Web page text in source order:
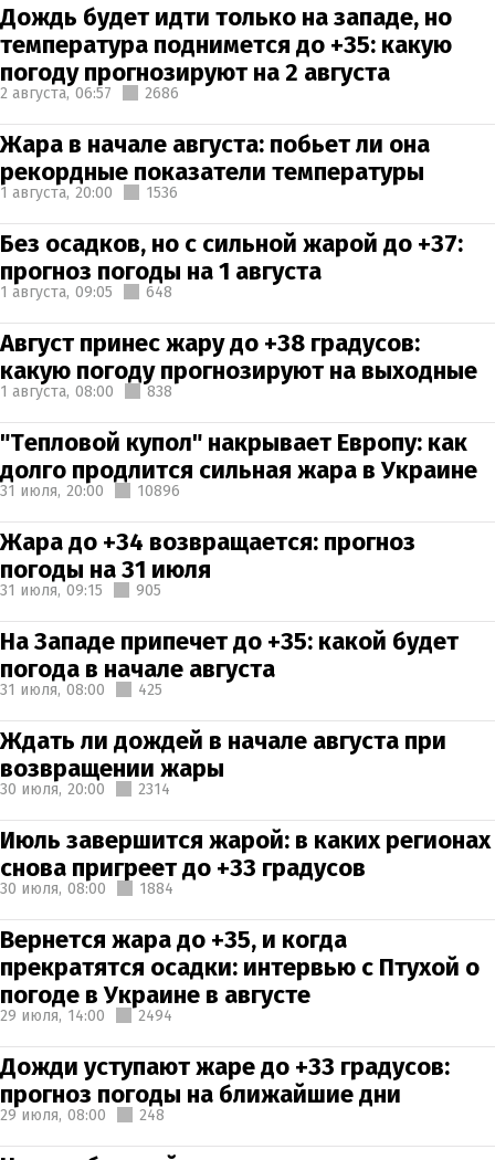
Дождь будет идти только на западе, но
температура поднимется до +35: какую
погоду прогнозируют на 2 августа
2 августа, 06:57 2686
Жара в начале августа: побьет ли она
рекордные показатели температуры
1 августа, 20:00 1536
Без осадков, но с сильной жарой до +37:
прогноз погоды на 1 августа
1 августа, 09:05 648
Август принес жару до +38 градусов:
какую погоду прогнозируют на выходные
1 августа, 08:00 838
"Тепловой купол" накрывает Европу: как
долго продлится сильная жара в Украине
31 июля, 20:00 10896
Жара до +34 возвращается: прогноз
погоды на 31 июля
31 июля, 09:15 905
На Западе припечет до +35: какой будет
погода в начале августа
31 июля, 08:00 425
Ждать ли дождей в начале августа при
возвращении жары
30 июля, 20:00 2314
Июль завершится жарой: в каких регионах
снова пригреет до +33 градусов
30 июля, 08:00 1884
Вернется жара до +35, и когда
прекратятся осадки: интервью с Птухой о
погоде в Украине в августе
29 июля, 14:00 2494
Дожди уступают жаре до +33 градусов:
прогноз погоды на ближайшие дни
29 июля, 08:00 248